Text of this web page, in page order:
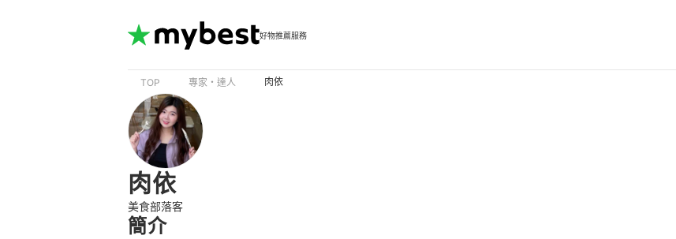
好物推薦服務
TOP 專家・達人 肉依
肉依
美食部落客
簡介